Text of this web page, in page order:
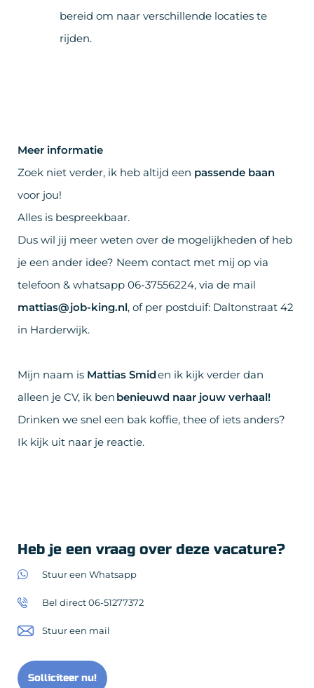
bereid om naar verschillende locaties te
rijden.
Meer informatie
Zoek niet verder, ik heb altijd een passende baan
voor jou!
Alles is bespreekbaar.
Dus wil jij meer weten over de mogelijkheden of heb
je een ander idee? Neem contact met mij op via
telefoon & whatsapp 06-37556224, via de mail
mattias@job-king.nl, of per postduif: Daltonstraat 42
in Harderwijk.
Mijn naam is Mattias Smiden ik kijk verder dan
alleen je CV, ik ben benieuwd naar jouw verhaal!
Drinken we snel een bak koffie, thee of iets anders?
Ik kijk uit naar je reactie.
Heb je een vraag over deze vacature?
Stuur een Whatsapp
Bel direct 06-51277372
Stuur een mail
Solliciteer nu!